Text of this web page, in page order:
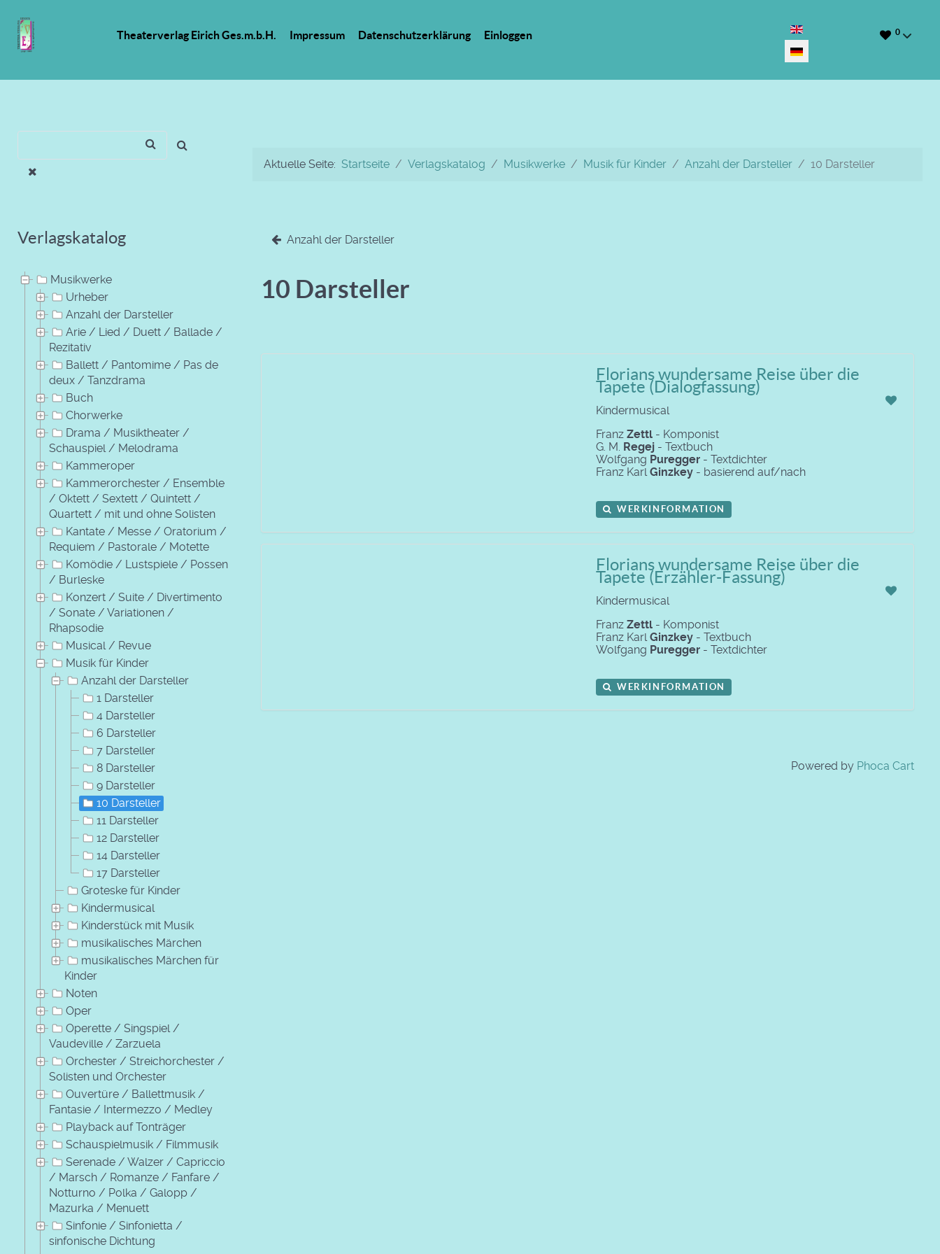
Theaterverlag Eirich Ges.m.b.H. Impressum Datenschutzerklärung Einloggen
Sprache auswählen 0
Verlagskatalog
Musikwerke
Urheber
Anzahl der Darsteller
Arie / Lied / Duett / Ballade /
Rezitativ
Ballett / Pantomime / Pas de
deux / Tanzdrama
Buch
Chorwerke
Drama / Musiktheater /
Schauspiel / Melodrama
Kammeroper
Kammerorchester / Ensemble
/ Oktett / Sextett / Quintett /
Quartett / mit und ohne Solisten
Kantate / Messe / Oratorium /
Requiem / Pastorale / Motette
Komödie / Lustspiele / Possen
/ Burleske
Konzert / Suite / Divertimento
/ Sonate / Variationen /
Rhapsodie
Musical / Revue
Musik für Kinder
Anzahl der Darsteller
1 Darsteller
4 Darsteller
6 Darsteller
7 Darsteller
8 Darsteller
9 Darsteller
10 Darsteller
11 Darsteller
12 Darsteller
14 Darsteller
17 Darsteller
Groteske für Kinder
Kindermusical
Kinderstück mit Musik
musikalisches Märchen
musikalisches Märchen für
Kinder
Noten
Oper
Operette / Singspiel /
Vaudeville / Zarzuela
Orchester / Streichorchester /
Solisten und Orchester
Ouvertüre / Ballettmusik /
Fantasie / Intermezzo / Medley
Playback auf Tonträger
Schauspielmusik / Filmmusik
Serenade / Walzer / Capriccio
/ Marsch / Romanze / Fanfare /
Notturno / Polka / Galopp /
Mazurka / Menuett
Sinfonie / Sinfonietta /
sinfonische Dichtung
Aktuelle Seite: Startseite Verlagskatalog Musikwerke Musik für Kinder Anzahl der Darsteller 10 Darsteller
Anzahl der Darsteller
10 Darsteller
Florians wundersame Reise über die
Tapete (Dialogfassung)
Kindermusical
Franz Zettl - Komponist
G. M. Regej - Textbuch
Wolfgang Puregger - Textdichter
Franz KarlGinzkey - basierend auf/nach
WERKINFORMATION
Florians wundersame Reise über die
Tapete (Erzähler-Fassung)
Kindermusical
Franz Zettl - Komponist
Franz KarlGinzkey - Textbuch
Wolfgang Puregger - Textdichter
WERKINFORMATION
Powered by Phoca Cart